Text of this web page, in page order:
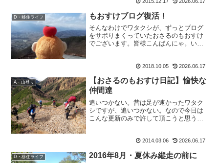
D・移住ライフ もおすけブログ復活！
そんなわけでワタクシが、ずっとブログ
をサボりまくっていたおさるのもおすけ
でございます。皆様こんばんにゃ。いや
まブログ更新をすっとぼけてはや4ヶ月。
2018.10.05 2026.06.17
A・山登り
【おさるのもおすけ日記】愉快な
仲間達
追いつかない。昔は足が速かったワタク
シですが、追いつかない。なので今日は
こんな更新のみで許して頂こうと思うも
で、今の時点で加工した写真だけで160
2014.03.06 2026.06.17
D・移住ライフ 2016年8月・夏休み縦走の前に